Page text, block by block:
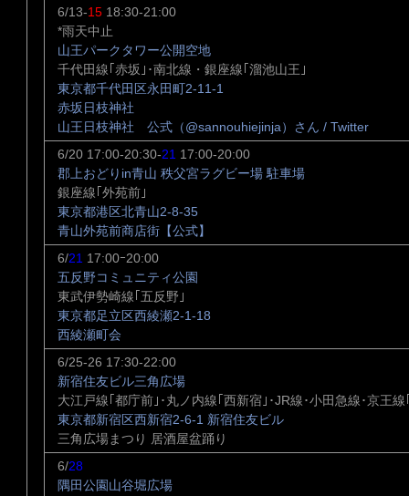
6/13-15 18:30-21:00
*雨天中止
山王パークタワー公開空地
千代田線｢赤坂｣･南北線・銀座線｢溜池山王｣
東京都千代田区永田町2-11-1
赤坂日枝神社
山王日枝神社 公式（@sannouhiejinja）さん / Twitter
6/20 17:00-20:30-21 17:00-20:00
郡上おどりin青山 秩父宮ラグビー場 駐車場
銀座線｢外苑前｣
東京都港区北青山2-8-35
青山外苑前商店街【公式】
6/21 17:00ｰ20:00
五反野コミュニティ公園
東武伊勢崎線｢五反野｣
東京都足立区西綾瀬2-1-18
西綾瀬町会
6/25-26 17:30-22:00
新宿住友ビル三角広場
大江戸線｢都庁前｣･丸ノ内線｢西新宿｣･JR線･小田急線･京王線
東京都新宿区西新宿2-6-1 新宿住友ビル
三角広場まつり 居酒屋盆踊り
6/28
隅田公園山谷堀広場